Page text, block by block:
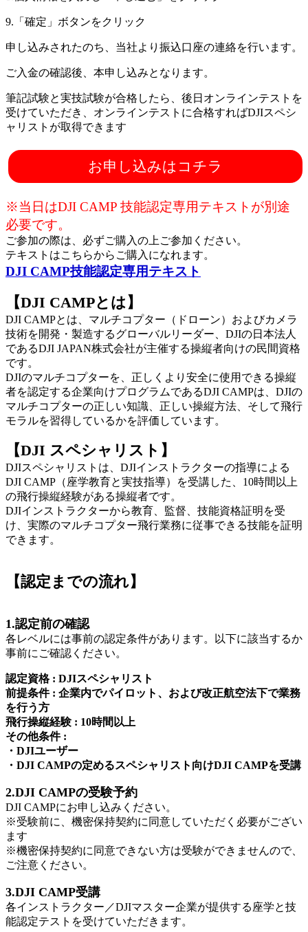
9.「確定」ボタンをクリック
申し込みされたのち、当社より振込口座の連絡を行います。
ご入金の確認後、本申し込みとなります。
筆記試験と実技試験が合格したら、後日オンラインテストを
受けていただき、オンラインテストに合格すればDJIスペシ
ャリストが取得できます
お申し込みはコチラ
※当日はDJI CAMP 技能認定専用テキストが別途
必要です。
ご参加の際は、必ずご購入の上ご参加ください。
テキストはこちらからご購入になれます。
DJI CAMP技能認定専用テキスト
【DJI CAMPとは】
DJI CAMPとは、マルチコプター（ドローン）およびカメラ
技術を開発・製造するグローバルリーダー、DJIの日本法人
であるDJI JAPAN株式会社が主催する操縦者向けの民間資格
です。
DJIのマルチコプターを、正しくより安全に使用できる操縦
者を認定する企業向けプログラムであるDJI CAMPは、DJIの
マルチコプターの正しい知識、正しい操縦方法、そして飛行
モラルを習得しているかを評価しています。
【DJI スペシャリスト】
DJIスペシャリストは、DJIインストラクターの指導による
DJI CAMP（座学教育と実技指導）を受講した、10時間以上
の飛行操縦経験がある操縦者です。
DJIインストラクターから教育、監督、技能資格証明を受
け、実際のマルチコプター飛行業務に従事できる技能を証明
できます。
【認定までの流れ】
1.認定前の確認
各レベルには事前の認定条件があります。以下に該当するか
事前にご確認ください。
認定資格 : DJIスペシャリスト
前提条件 : 企業内でパイロット、および改正航空法下で業務
を行う方
飛行操縦経験 : 10時間以上
その他条件 :
・DJIユーザー
・DJI CAMPの定めるスペシャリスト向けDJI CAMPを受講
2.DJI CAMPの受験予約
DJI CAMPにお申し込みください。
※受験前に、機密保持契約に同意していただく必要がござい
ます
※機密保持契約に同意できない方は受験ができませんので、
ご注意ください。
3.DJI CAMP受講
各インストラクター／DJIマスター企業が提供する座学と技
能認定テストを受けていただきます。